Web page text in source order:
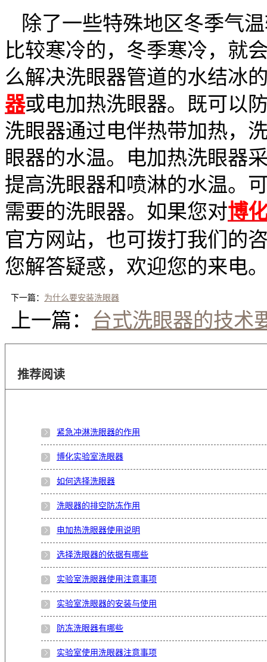
除了一些特殊地区冬季气
比较寒冷的，冬季寒冷，就
么解决洗眼器管道的水结冰
器或电加热洗眼器。既可以
洗眼器通过电伴热带加热，
眼器的水温。电加热洗眼器
提高洗眼器和喷淋的水温。
需要的洗眼器。如果您对博
官方网站，也可拨打我们的
您解答疑惑，欢迎您的来电
下一篇： 为什么要安装洗眼器
上一篇： 台式洗眼器的技术
推荐阅读
紧急冲淋洗眼器的作用
博化实验室洗眼器
如何选择洗眼器
洗眼器的排空防冻作用
电加热洗眼器使用说明
选择洗眼器的依据有哪些
实验室洗眼器使用注意事项
实验室洗眼器的安装与使用
防冻洗眼器有哪些
实验室使用洗眼器注意事项